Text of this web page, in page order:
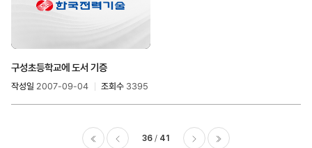
구성초등학교에 도서 기증
작성일 2007-09-04 조회수 3395
36 41